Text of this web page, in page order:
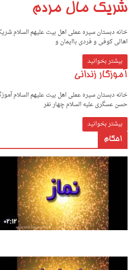
شریک مال مردم
خانه دبستان سیره عملی اهل بیت علیهم السلام
اهالی کوفی و فردی باایمان و
بیشتر بخوانید
آموزگار زندانی
خانه دبستان سیره عملی اهل بیت علیهم السلام
ﺣﺴﻦ ﻋﺴﮕﺮى ﻋﻠﻴﻪ اﻟﺴﻼم ﭼﻬﺎر ﻧﻔﺮ
بیشتر بخوانید
احکام